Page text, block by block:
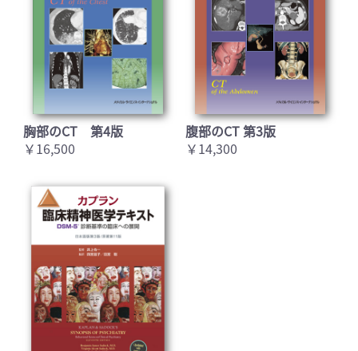
胸部のCT 第4版
￥16,500
腹部のCT 第3版
￥14,300